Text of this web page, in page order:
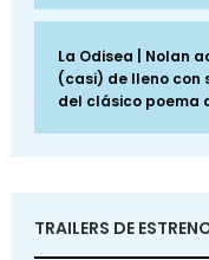
La Odisea | Nolan
(casi) de lleno con
del clásico poema
TRAILERS DE